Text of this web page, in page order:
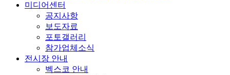
미디어센터
공지사항
보도자료
포토갤러리
참가업체소식
전시장 안내
벡스코 안내